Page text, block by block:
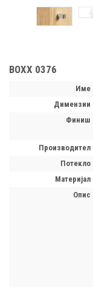
BOXX 0376
Име
димензии
финиш
производител
потекло
материјал
опис